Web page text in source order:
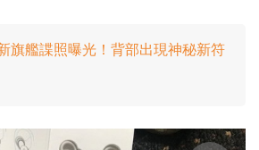
旗艦諜照曝光！背部出現神秘新符